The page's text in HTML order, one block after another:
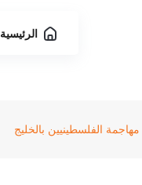
الرئيسية
الفلسطينيين بالخليج